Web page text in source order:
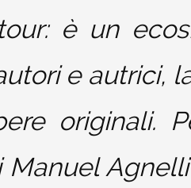
è un
e autrici,
originali.
Manuel